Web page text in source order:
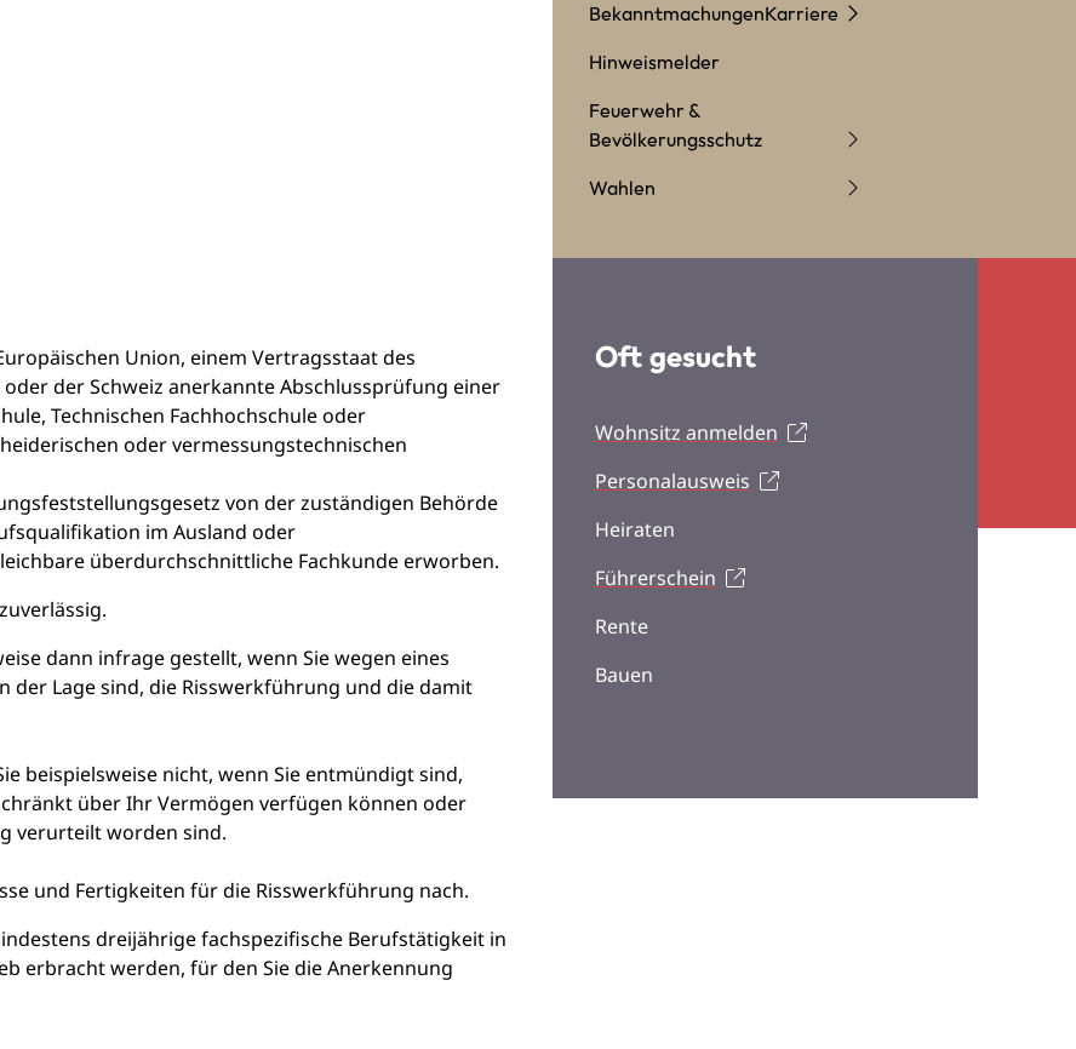
Union, einem Vertragsstaat des
der Schweiz anerkannte Abschlussprüfung einer
Technischen Fachhochschule oder
oder vermessungstechnischen
von der zuständigen Behörde
im Ausland oder
überdurchschnittliche Fachkunde erworben.
dann infrage gestellt, wenn Sie wegen eines
Lage sind, die Risswerkführung und die damit
beispielsweise nicht, wenn Sie entmündigt sind,
über Ihr Vermögen verfügen können oder
verurteilt worden sind.
und Fertigkeiten für die Risswerkführung nach.
dreijährige fachspezifische Berufstätigkeit in
erbracht werden, für den Sie die Anerkennung
BekanntmachungenKarriere
Hinweismelder
Feuerwehr &
Bevölkerungsschutz
Wahlen
Oft gesucht
Wohnsitz anmelden
Personalausweis
Heiraten
Führerschein
Rente
Bauen